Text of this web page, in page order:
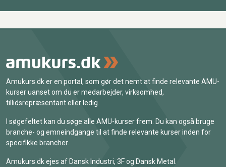
Amukurs.dk er en portal, som gør det nemt at finde relevante AMU-
kurser uanset om du er medarbejder, virksomhed,
tillidsrepræsentant eller ledig.
I søgefeltet kan du søge alle AMU-kurser frem. Du kan også bruge
branche- og emneindgange til at finde relevante kurser inden for
specifikke brancher.
Amukurs.dk ejes af Dansk Industri, 3F og Dansk Metal.